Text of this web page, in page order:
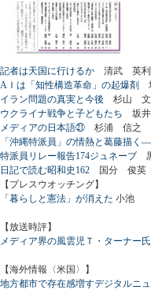
記者は天国に行けるか 清武 英利
AＩは「知性構造革命」の起爆剤
イラン問題の真実と今後 杉山 文
ウクライナ戦争と子どもたち 坂
メディアの日本語㉑ 杉浦 信之
「沖縄特派員」の情熱と葛藤描く―
特派員リレー報告174ジュネーブ
日記で読む昭和史162 国分 俊英
【プレスウオッチング】
「暮らしと憲法」が消えた 小池
【放送時評】
メディア界の風雲児Ｔ・ターナー
【海外情報〈米国〉】
地方都市で存在感増すデジタルニ